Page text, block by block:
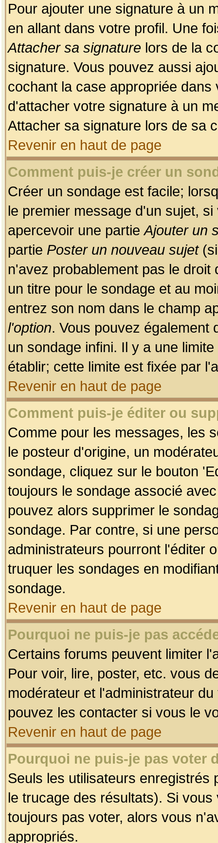
Pour ajouter une signature à un
en allant dans votre profil. Une
Attacher sa signature lors de la
signature. Vous pouvez aussi
cochant la case appropriée
d'attacher votre signature à un
Attacher sa signature lors de sa
Revenir en haut de page
Comment puis-je créer un
Créer un sondage est facile;
le premier message d'un sujet,
apercevoir une partieAjouter un
partie Poster un nouveau sujet(si
n'avez probablement pas le
un titre pour le sondage et au
entrez son nom dans le champ
l'option. Vous pouvez également
un sondage infini. Il y a une
établir; cette limite est fixée par
Revenir en haut de page
Comment puis-je éditer ou
Comme pour les messages, les
le posteur d'origine, un
sondage, cliquez sur le bouton
toujours le sondage associé
pouvez alors supprimer le
sondage. Par contre, si une
administrateurs pourront l'éditer
truquer les sondages en
sondage.
Revenir en haut de page
Pourquoi ne puis-je pas
Certains forums peuvent limiter
Pour voir, lire, poster, etc. vous
modérateur et l'administrateur
pouvez les contacter si vous le
Revenir en haut de page
Pourquoi ne puis-je pas voter
Seuls les utilisateurs enregistrés
le trucage des résultats). Si
toujours pas voter, alors vous
appropriés.